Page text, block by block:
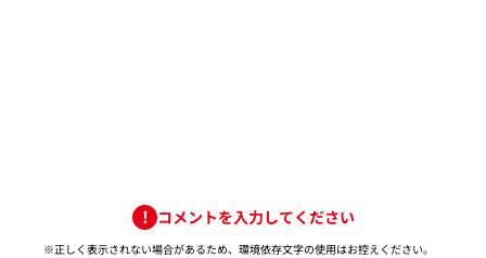
コメントを入力してください
※正しく表示されない場合があるため、環境依存文字の使用はお控えください。​